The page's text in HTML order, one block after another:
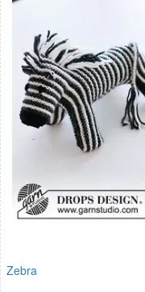
Zebra